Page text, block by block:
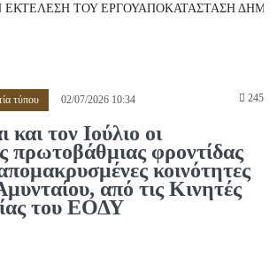
ΤΟΥ ΕΡΓΟΥΑΠΟΚΑΤΑΣΤΑΣΗ ΔΗΜΟΤΙΚΗΣ
τύπου 02/07/2026 10:34 245
και τον Ιούλιο οι
πρωτοβάθμιας φροντίδας
κοινότητες
από τις Κινητές
του ΕΟΔΥ